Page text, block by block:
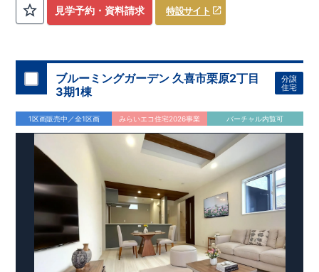
【学校】 ​桜木小学校……徒歩12分（約950ｍ）
徒歩23分（約1770ｍ）
されます ​住宅性能評価 地震に強い家づくり（地盤編） ​地震
に強い家づくり（建物編）
地震に強い家づくり（制震編）
【ブルーミングガーデンが選ばれる理由】
詳細ページが表示されます ​暮らしを豊かにする空間アイデア
外観デザインへのこだわり メンテナンスリフォーム
お問い合わせ​ 027-320-1238​高崎営業所（定休日：火曜日・水
営業時間／9：30～18：30
GOOD DESIGN AWARD2024 東栄住宅​は、この度2024年度
グッドデザイン賞を3プロジェクト同時受賞いたしました。
木造住宅用制震ダンパー / 東栄セーフティダンパー 地盤改
良工法 / R-Evolve パイル 宅地開発手法 / 簡単に地図から
消せる道
見学予約・資料請求 特設サイト
ブルーミングガーデン 久喜市栗原2丁目
3期1棟
分譲
住宅
1区画販売中／全1区画 みらいエコ住宅2026事業 バーチャル内覧可